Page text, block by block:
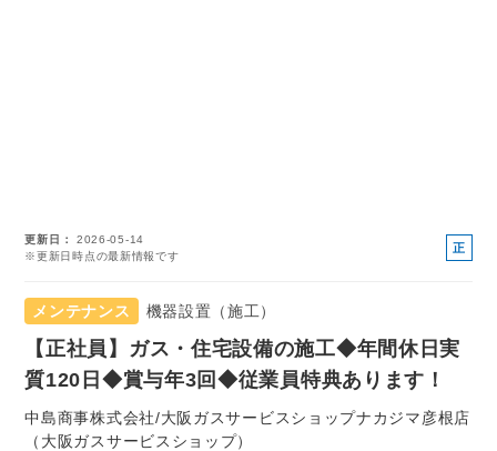
更新日
2026-05-14
※更新日時点の最新情報です
正
メンテナンス 機器設置（施工）
【正社員】ガス・住宅設備の施工◆年間休日実
質120日◆賞与年3回◆従業員特典あります！
中島商事株式会社/大阪ガスサービスショップナカジマ彦根店
（大阪ガスサービスショップ）